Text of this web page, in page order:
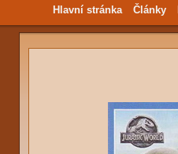
Hlavní stránka Články